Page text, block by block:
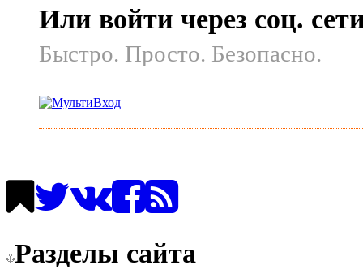
Или войти через соц.
Быстро. Просто. Безопасно.
Разделы сайта